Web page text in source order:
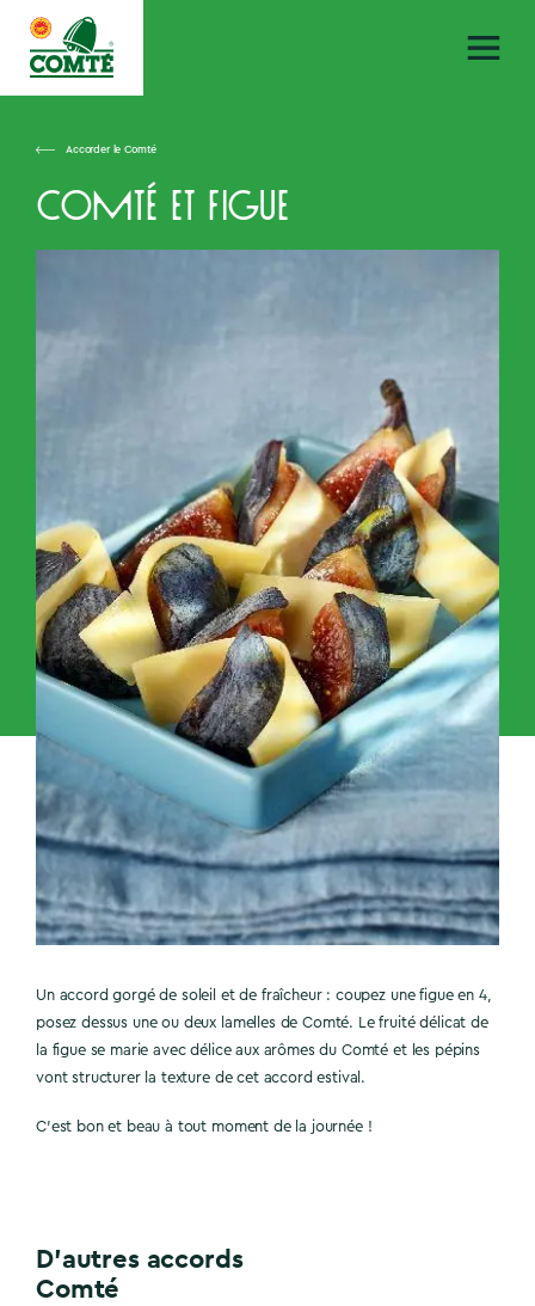
Accorder le Comté
Comté et figue
Un accord gorgé de soleil et de fraîcheur : coupez une figue en 4,
posez dessus une ou deux lamelles de Comté. Le fruité délicat de
la figue se marie avec délice aux arômes du Comté et les pépins
vont structurer la texture de cet accord estival.
C’est bon et beau à tout moment de la journée !
D'autres accords
Comté